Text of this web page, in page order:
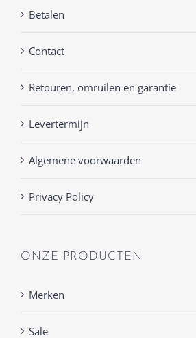
Betalen
Contact
Retouren, omruilen en garantie
Levertermijn
Algemene voorwaarden
Privacy Policy
ONZE PRODUCTEN
Merken
Sale